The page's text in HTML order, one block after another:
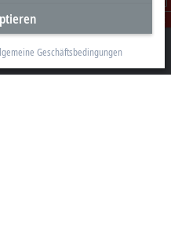
Kontakt
Geschäftsbedingungen